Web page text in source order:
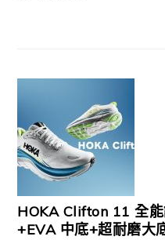
HOKA Clifton 11 全
+EVA 中底+超耐磨大